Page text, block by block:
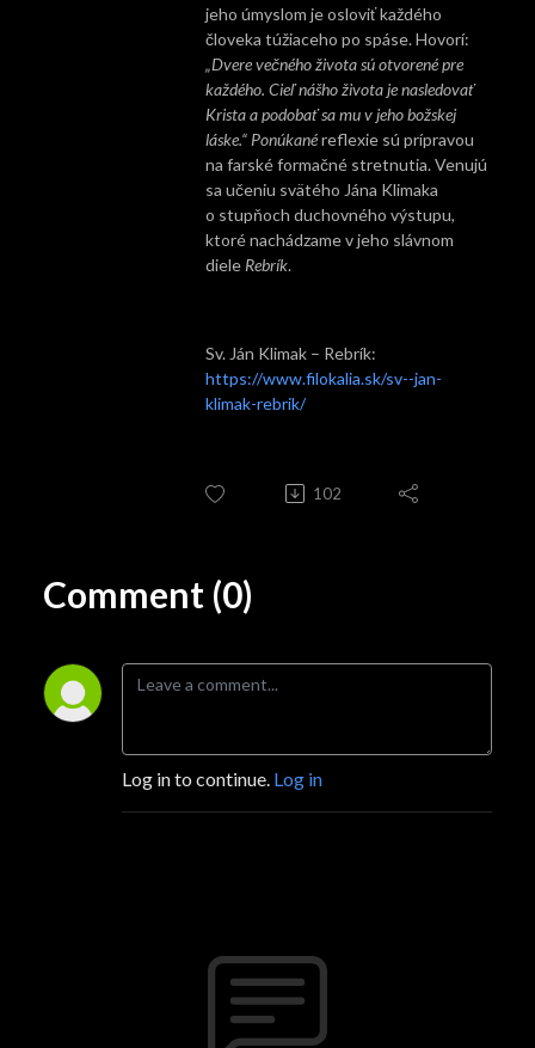
jeho úmyslom je osloviť každého
človeka túžiaceho po spáse. Hovorí:
„Dvere večného života sú otvorené pre
každého. Cieľ nášho života je nasledovať
Krista a podobať sa mu v jeho božskej
láske.“ Ponúkanéreflexie sú prípravou
na farské formačné stretnutia. Venujú
sa učeniu svätého Jána Klimaka
o stupňoch duchovného výstupu,
ktoré nachádzame v jeho slávnom
diele Rebrík.
Sv. Ján Klimak – Rebrík:
https://www.filokalia.sk/sv--jan-
klimak-rebrik/
102
Comment (0)
Log in to continue. Log in